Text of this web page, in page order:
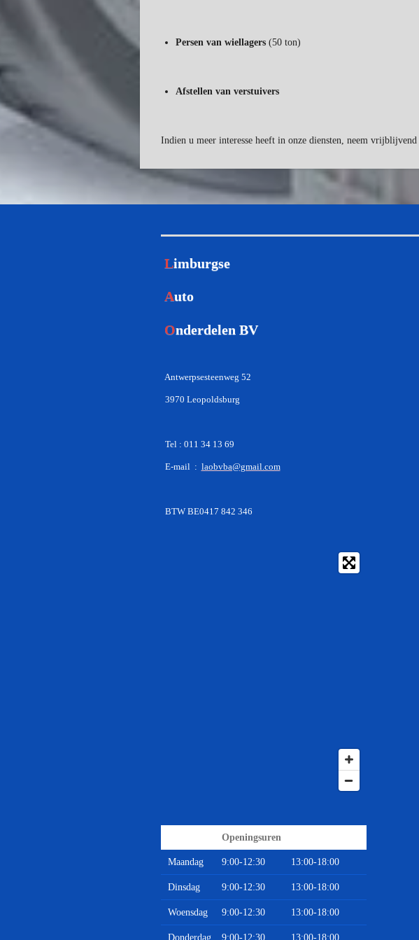
Persen van wiellagers(50 ton)
Afstellen van verstuivers
Indien u meer interesse heeft in onze diensten, neem vrijblijvend
Limburgse
Auto
Onderdelen BV
Antwerpsesteenweg 52
3970 Leopoldsburg
Tel : 011 34 13 69
E-mail : laobvba@gmail.com
BTW BE0417 842 346
Openingsuren
Maandag 9:00-12:30 13:00-18:00
Dinsdag 9:00-12:30 13:00-18:00
Woensdag 9:00-12:30 13:00-18:00
Donderdag 9:00-12:30 13:00-18:00